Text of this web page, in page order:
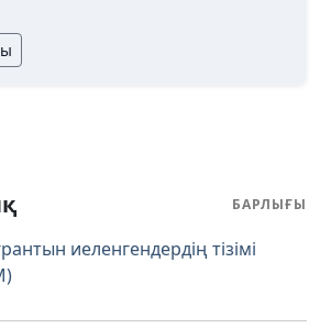
БАРЛЫҒЫ
иеленгендердің тізімі